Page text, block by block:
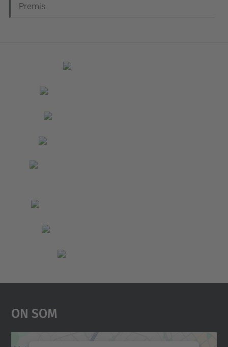
Premis
On Som